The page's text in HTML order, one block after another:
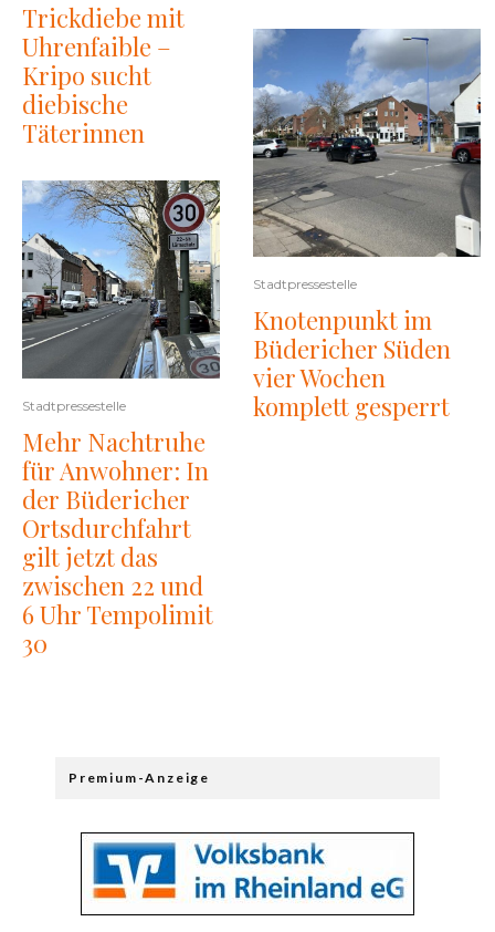
Trickdiebe mit
Uhrenfaible –
Kripo sucht
diebische
Täterinnen
Stadtpressestelle
Mehr Nachtruhe
für Anwohner: In
der Büdericher
Ortsdurchfahrt
gilt jetzt das
zwischen 22 und
6 Uhr Tempolimit
30
Stadtpressestelle
Knotenpunkt im
Büdericher Süden
vier Wochen
komplett gesperrt
Premium-Anzeige